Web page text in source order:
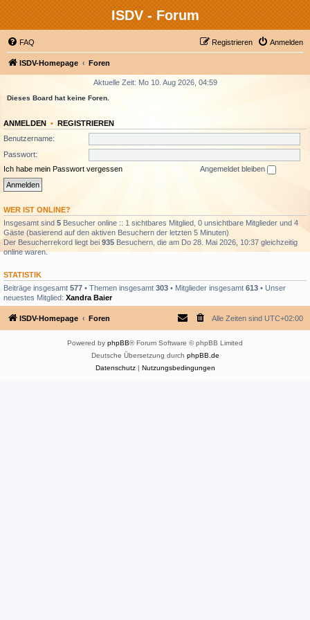
ISDV - Forum
FAQ Anmelden
Registrieren
ISDV-Homepage Foren
Aktuelle Zeit: Mo 10. Aug 2026, 04:59
Dieses Board hat keine Foren.
ANMELDEN • REGISTRIEREN
Benutzername:
Passwort:
Ich habe mein Passwort vergessen
Angemeldet bleiben
WER IST ONLINE?
Insgesamt sind 5 Besucher online :: 1 sichtbares Mitglied, 0 unsichtbare Mitglieder und 4
Gäste (basierend auf den aktiven Besuchern der letzten 5 Minuten)
Der Besucherrekord liegt bei 935 Besuchern, die am Do 28. Mai 2026, 10:37 gleichzeitig
online waren.
STATISTIK
Beiträge insgesamt 577 • Themen insgesamt 303 • Mitglieder insgesamt 613 • Unser
neuestes Mitglied: Xandra Baier
ISDV-Homepage Foren Alle Zeiten sind UTC+02:00
Powered by phpBB® Forum Software © phpBB Limited
Deutsche Übersetzung durch phpBB.de
Datenschutz| Nutzungsbedingungen